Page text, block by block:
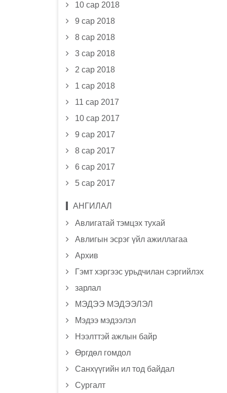
10 сар 2018
9 сар 2018
8 сар 2018
3 сар 2018
2 сар 2018
1 сар 2018
11 сар 2017
10 сар 2017
9 сар 2017
8 сар 2017
6 сар 2017
5 сар 2017
АНГИЛАЛ
Авлигатай тэмцэх тухай
Авлигын эсрэг үйл ажиллагаа
Архив
Гэмт хэргээс урьдчилан сэргийлэх
зарлал
МЭДЭЭ МЭДЭЭЛЭЛ
Мэдээ мэдээлэл
Нээлттэй ажлын байр
Өргдөл гомдол
Санхүүгийн ил тод байдал
Сургалт